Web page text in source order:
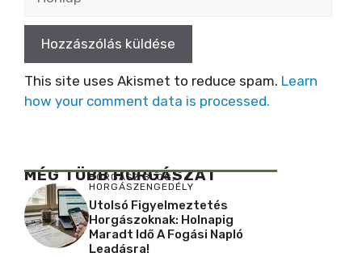
This site uses Akismet to reduce spam. Learn
how your comment data is processed.
MÉG TÖBB HORGÁSZAT
HORGÁSZ BLOG,
HORGÁSZENGEDÉLY
Utolsó Figyelmeztetés
Horgászoknak: Holnapig
Maradt Idő A Fogási Napló
Leadásra!